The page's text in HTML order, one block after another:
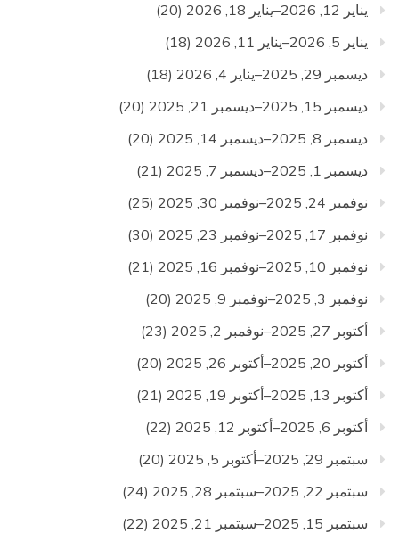
يناير 12, 2026–يناير 18, 2026
(20)
يناير 5, 2026–يناير 11, 2026
(18)
ديسمبر 29, 2025–يناير 4, 2026
(18)
ديسمبر 15, 2025–ديسمبر 21, 2025
(20)
ديسمبر 8, 2025–ديسمبر 14, 2025
(20)
ديسمبر 1, 2025–ديسمبر 7, 2025
(21)
نوفمبر 24, 2025–نوفمبر 30, 2025
(25)
نوفمبر 17, 2025–نوفمبر 23, 2025
(30)
نوفمبر 10, 2025–نوفمبر 16, 2025
(21)
نوفمبر 3, 2025–نوفمبر 9, 2025
(20)
أكتوبر 27, 2025–نوفمبر 2, 2025
(23)
أكتوبر 20, 2025–أكتوبر 26, 2025
(20)
أكتوبر 13, 2025–أكتوبر 19, 2025
(21)
أكتوبر 6, 2025–أكتوبر 12, 2025
(22)
سبتمبر 29, 2025–أكتوبر 5, 2025
(20)
سبتمبر 22, 2025–سبتمبر 28, 2025
(24)
سبتمبر 15, 2025–سبتمبر 21, 2025
(22)